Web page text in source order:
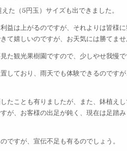
た（5円玉）サイズも出できました。
益は上がるのですが、それよりは皆様
て嬉しいのですが、お天気には勝てませ
た観光果樹園ですので、少しやせ我慢で
しており、雨天でも体験できるのです
たことも有りましたが、また、鉢植え
が、お客様の出足が鈍く、現在は足踏み
ですが、宣伝不足も有るのでしょう。